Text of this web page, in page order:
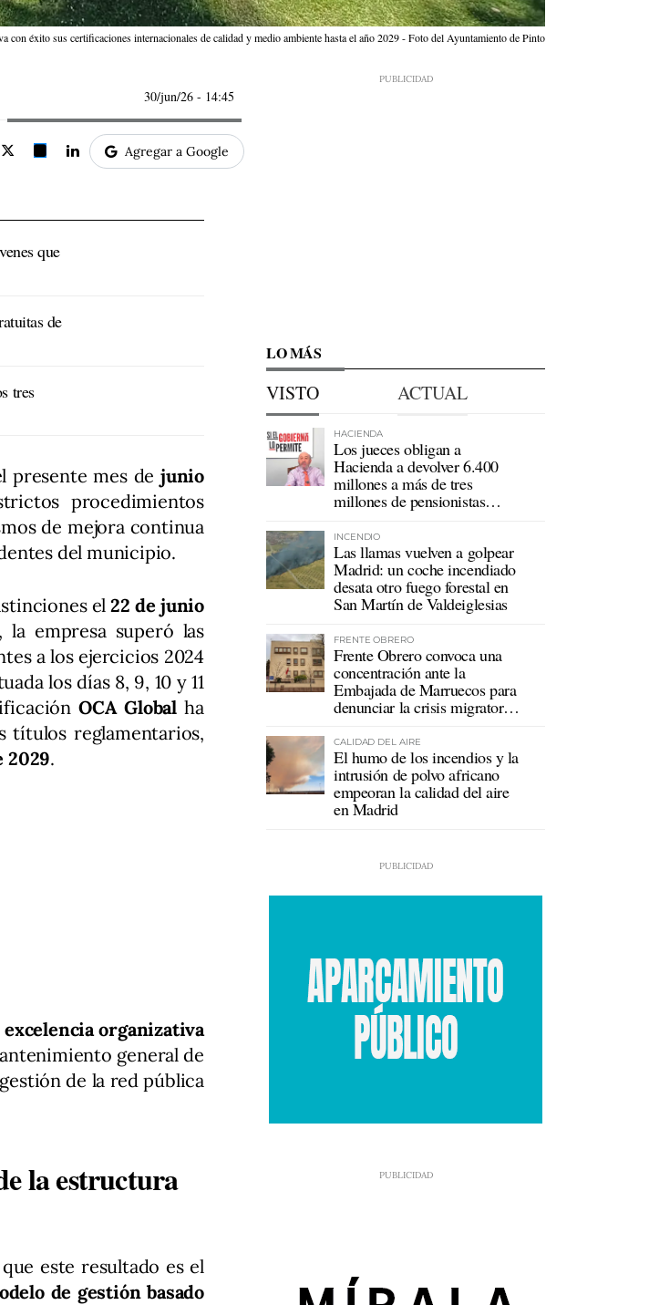
con éxito sus certificaciones internacionales de calidad y medio ambiente hasta el año 2029 - Foto del Ayuntamiento de Pinto
30/jun/26 - 14:45
Agregar a Google
que
de
tres
presente mes de junio
procedimientos
de mejora continua
del municipio.
el22 de junio
empresa superó las
a los ejercicios 2024
los días 8, 9, 10 y 11
OCA Globalha
títulos reglamentarios,
2029.
excelencia organizativa
general de
de la red pública
la estructura
este resultado es el
de gestión basado
LO MÁS
VISTO ACTUAL
HACIENDA
Los jueces obligan a
Hacienda a devolver 6.400
millones a más de tres
millones de pensionistas
INCENDIO
Las llamas vuelven a golpear
Madrid: un coche incendiado
desata otro fuego forestal en
San Martín de Valdeiglesias
FRENTE OBRERO
Frente Obrero convoca una
concentración ante la
Embajada de Marruecos para
denunciar la crisis migratoria
CALIDAD DEL AIRE
El humo de los incendios y la
intrusión de polvo africano
empeoran la calidad del aire
en Madrid